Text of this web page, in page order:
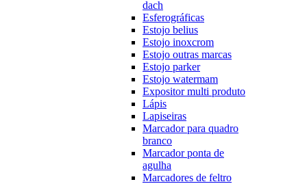
dach
Esferográficas
Estojo belius
Estojo inoxcrom
Estojo outras marcas
Estojo parker
Estojo watermam
Expositor multi produto
Lápis
Lapiseiras
Marcador para quadro
branco
Marcador ponta de
agulha
Marcadores de feltro